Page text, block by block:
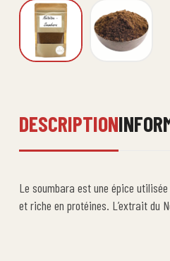
DESCRIPTION
Le soumbara est une épice
et riche en protéines. L’extrait du